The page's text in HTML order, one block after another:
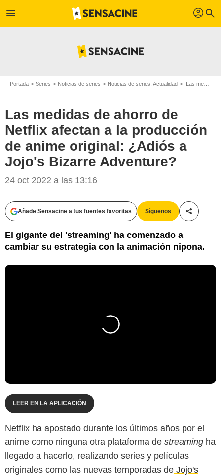
menu profil search
Portada Series Noticias de series Noticias de series: Actualidad Las medidas de ahorro de Netflix afectan a la producción de anime original: ¿Adiós a Jojo's Bizarre Adventure?
Las medidas de ahorro de
Netflix afectan a la producción
de anime original: ¿Adiós a
Jojo's Bizarre Adventure?
24 oct 2022 a las 13:16
Añade Sensacine a tus fuentes favoritas Síguenos
El gigante del 'streaming' ha comenzado a
cambiar su estrategia con la animación nipona.
LEER EN LA APLICACIÓN
Netflix ha apostado durante los últimos años por el
anime como ninguna otra plataforma de streaming ha
llegado a hacerlo, realizando series y películas
originales como las nuevas temporadas de Jojo's